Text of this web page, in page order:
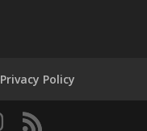
Privacy Policy